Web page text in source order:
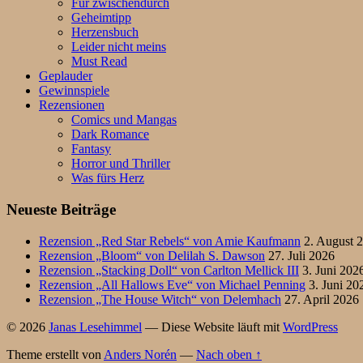
Für zwischendurch
Geheimtipp
Herzensbuch
Leider nicht meins
Must Read
Geplauder
Gewinnspiele
Rezensionen
Comics und Mangas
Dark Romance
Fantasy
Horror und Thriller
Was fürs Herz
Neueste Beiträge
Rezension „Red Star Rebels“ von Amie Kaufmann 2. August
Rezension „Bloom“ von Delilah S. Dawson 27. Juli 2026
Rezension „Stacking Doll“ von Carlton Mellick III 3. Juni
Rezension „All Hallows Eve“ von Michael Penning 3. Juni
Rezension „The House Witch“ von Delemhach 27. April 2026
© 2026 Janas Lesehimmel — Diese Website läuft mit WordPress
Theme erstellt von Anders Norén — Nach oben ↑